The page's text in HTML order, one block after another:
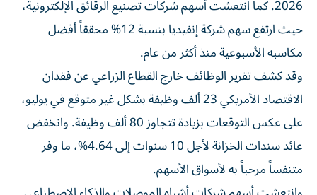
2026. كما انتعشت أسهم شركات تصنيع الرقائق الإلكترونية،
حيث ارتفع سهم شركة إنفيديا بنسبة 12% محققاً أفضل
مكاسبه الأسبوعية منذ أكثر من عام.
وقد كشف تقرير الوظائف خارج القطاع الزراعي عن فقدان
الاقتصاد الأمريكي 23 ألف وظيفة بشكل غير متوقع في يوليو،
على عكس التوقعات بزيادة تتجاوز 80 ألف وظيفة. وانخفض
عائد سندات الخزانة لأجل 10 سنوات إلى 4.64%، ما وفر
متنفساً مرحباً به لأسواق الأسهم.